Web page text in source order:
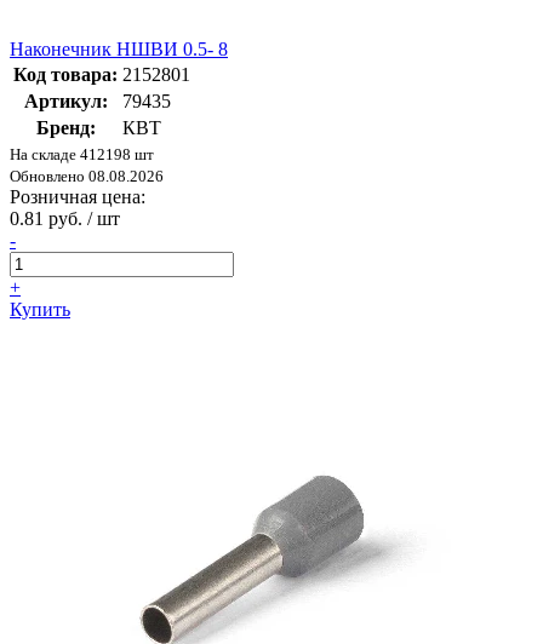
Наконечник НШВИ 0.5- 8
Код товара: 2152801
Артикул:
79435
Бренд:
КВТ
На складе 412198 шт
Обновлено 08.08.2026
Розничная цена:
0.81 руб. / шт
-
+
Купить